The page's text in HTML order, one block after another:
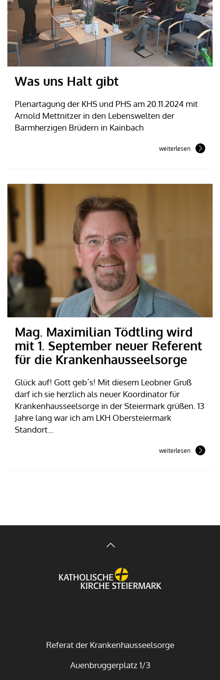
Was uns Halt gibt
Plenartagung der KHS und PHS am 20.11.2024 mit
Arnold Mettnitzer in den Lebenswelten der
Barmherzigen Brüdern in Kainbach
weiterlesen
Mag. Maximilian Tödtling wird
mit 1. September neuer Referent
für die Krankenhausseelsorge
Glück auf! Gott geb´s! Mit diesem Leobner Gruß
darf ich sie herzlich als neuer Koordinator für
Krankenhausseelsorge in der Steiermark grüßen. 13
Jahre lang war ich am LKH Obersteiermark
Standort...
weiterlesen
Referat der Krankenhausseelsorge
Auenbruggerplatz 1/3